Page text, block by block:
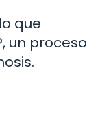
que
un proceso